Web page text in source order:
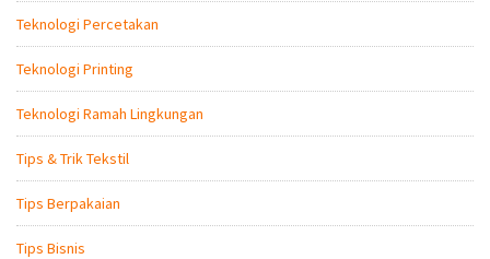
Teknologi Percetakan
Teknologi Printing
Teknologi Ramah Lingkungan
Tips & Trik Tekstil
Tips Berpakaian
Tips Bisnis